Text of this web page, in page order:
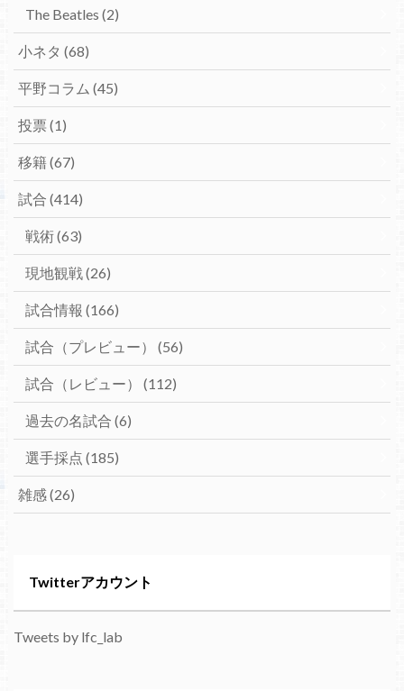
The Beatles (2)
小ネタ (68)
平野コラム (45)
投票 (1)
移籍(67)
試合 (414)
戦術(63)
現地観戦(26)
試合情報 (166)
試合（プレビュー） (56)
試合（レビュー） (112)
過去の名試合 (6)
選手採点 (185)
雑感(26)
Twitterアカウント
Tweets by lfc_lab